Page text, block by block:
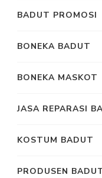
BADUT PROMOSI
BONEKA BADUT
BONEKA MASKOT
JASA REPARASI
KOSTUM BADUT
PRODUSEN